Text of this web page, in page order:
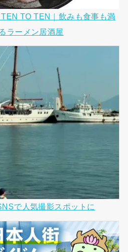
TEN TO TEN｜飲みも食事も満
ラーメン居酒屋
で人気撮影スポットに